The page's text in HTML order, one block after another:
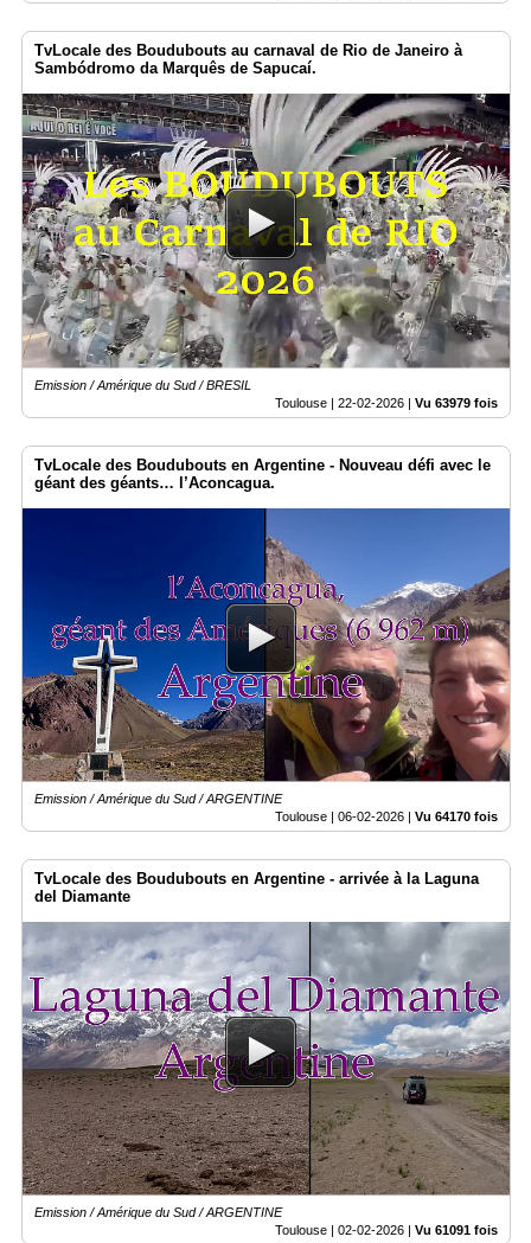
TvLocale des Boudubouts au carnaval de Rio de Janeiro à
Sambódromo da Marquês de Sapucaí.
Emission / Amérique du Sud / BRESIL
Toulouse | 22-02-2026 | Vu 63979 fois
TvLocale des Boudubouts en Argentine - Nouveau défi avec le
géant des géants… l’Aconcagua.
Emission / Amérique du Sud / ARGENTINE
Toulouse | 06-02-2026 | Vu 64170 fois
TvLocale des Boudubouts en Argentine - arrivée à la Laguna
del Diamante
Emission / Amérique du Sud / ARGENTINE
Toulouse | 02-02-2026 Vu 61091 fois